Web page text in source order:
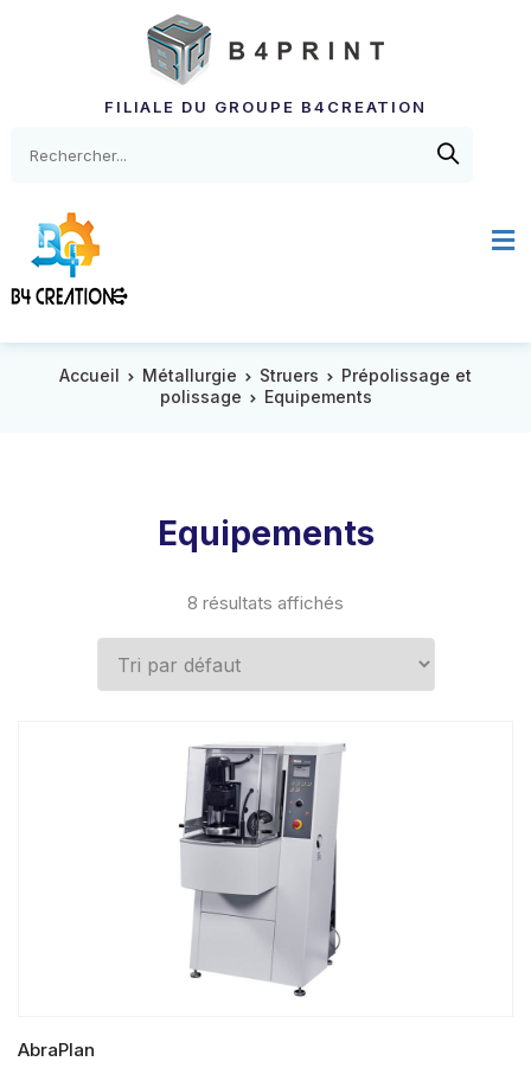
FILIALE DU GROUPE B4CREATION
Accueil Métallurgie Struers
Prépolissage et
polissage
Equipements
Equipements
8 résultats affichés
AbraPlan